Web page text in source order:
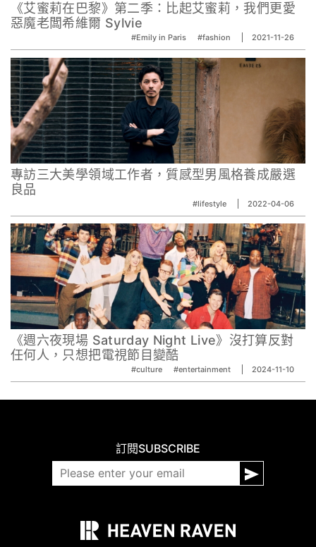
《艾蜜莉在巴黎》第二季：比起艾蜜莉，我們更愛
惡魔老闆希維爾 Sylvie
#Emily in Paris #fashion 2021-11-26
專訪三大美學領域工作者，質感型男風格養成嚴選
良品
#lifestyle 2022-04-06
《週六夜現場 Saturday Night Live》沒打算反對
任何人，只想把電視節目變酷
#culture #entertainment 2024-11-10
訂閱SUBSCRIBE